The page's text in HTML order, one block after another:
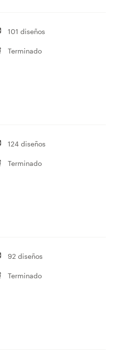
101 diseños
Terminado
124 diseños
Terminado
92 diseños
Terminado